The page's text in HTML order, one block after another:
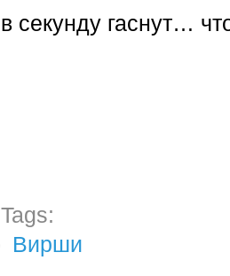
в секунду гаснут…
Tags:
Вирши